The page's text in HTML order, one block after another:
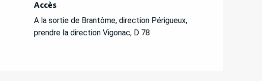
Accès
Accès
A la sortie de Brantôme, direction Périgueux,
prendre la direction Vigonac, D 78